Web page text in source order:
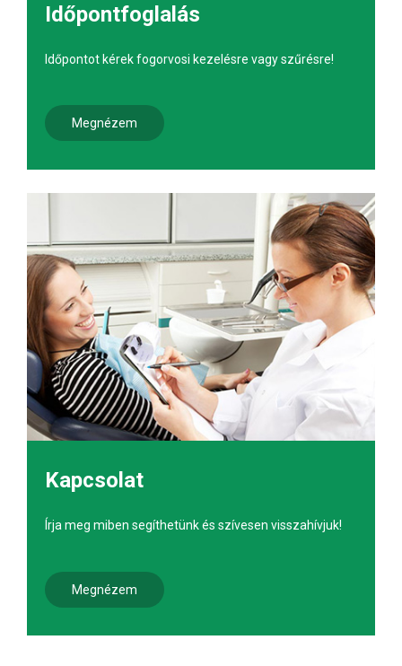
Időpontfoglalás
Időpontot kérek fogorvosi kezelésre vagy szűrésre!
Megnézem
Kapcsolat
Írja meg miben segíthetünk és szívesen visszahívjuk!
Megnézem